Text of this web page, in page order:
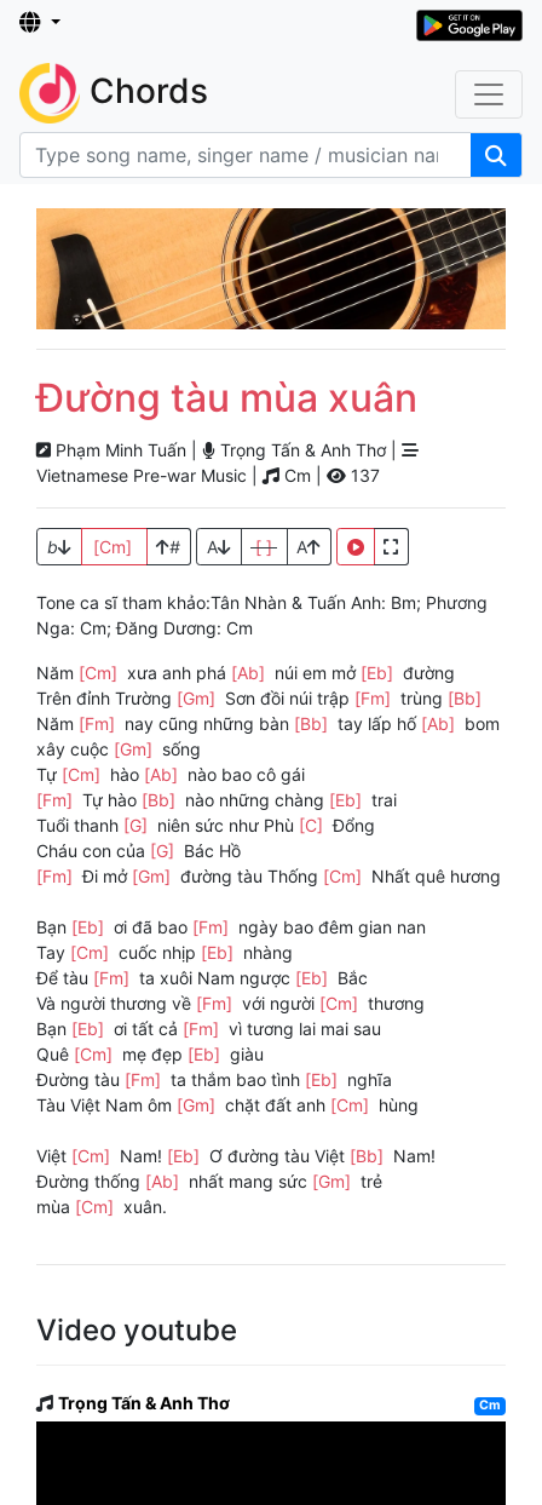
Chords
Đường tàu mùa xuân
Phạm Minh Tuấn |
Trọng Tấn & Anh Thơ |
Vietnamese Pre-war Music |
Cm | 137
b [Cm] # A [ ] A
Tone ca sĩ tham khảo:Tân Nhàn & Tuấn Anh: Bm; Phương
Nga: Cm; Đăng Dương: Cm
Năm [Cm] xưa anh phá [Ab] núi em mở [Eb] đường
Trên đỉnh Trường [Gm] Sơn đồi núi trập [Fm] trùng [Bb]
Năm [Fm] nay cũng những bàn [Bb] tay lấp hố [Ab] bom
xây cuộc [Gm] sống
Tự [Cm] hào [Ab] nào bao cô gái
[Fm] Tự hào [Bb] nào những chàng [Eb] trai
Tuổi thanh [G] niên sức như Phù [C] Đổng
Cháu con của [G] Bác Hồ
[Fm] Đi mở [Gm] đường tàu Thống [Cm] Nhất quê hương
Bạn [Eb] ơi đã bao [Fm] ngày bao đêm gian nan
Tay [Cm] cuốc nhịp [Eb] nhàng
Để tàu [Fm] ta xuôi Nam ngược [Eb] Bắc
Và người thương về [Fm] với người [Cm] thương
Bạn [Eb] ơi tất cả [Fm] vì tương lai mai sau
Quê [Cm] mẹ đẹp [Eb] giàu
Đường tàu [Fm] ta thắm bao tình [Eb] nghĩa
Tàu Việt Nam ôm [Gm] chặt đất anh [Cm] hùng
Việt [Cm] Nam! [Eb] Ơ đường tàu Việt [Bb] Nam!
Đường thống [Ab] nhất mang sức [Gm] trẻ
mùa [Cm] xuân.
Video youtube
Trọng Tấn & Anh Thơ Cm